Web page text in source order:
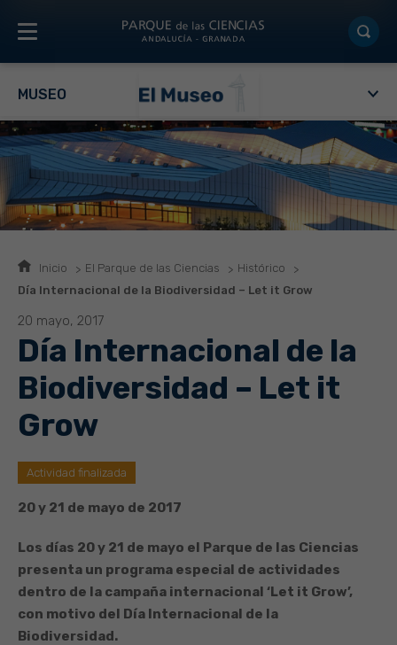
MUSEO
Inicio El Parque de las Ciencias
Histórico
Día Internacional de la Biodiversidad – Let it Grow
20 mayo, 2017
Día Internacional de la
Biodiversidad – Let it
Grow
Actividad finalizada
20 y 21 de mayo de 2017
Los días 20 y 21 de mayo el Parque de las Ciencias
presenta un programa especial de actividades
dentro de la campaña internacional ‘Let it Grow’,
con motivo del Día Internacional de la
Biodiversidad.